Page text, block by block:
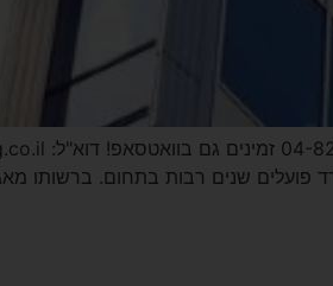
הנדל"ן בחיפה והצפון מעל ל-20 שנים, סוכני המשרד פועלים